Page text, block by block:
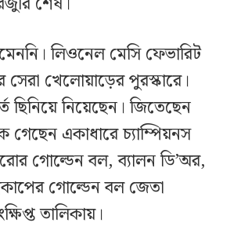
লিওনেল মেসি ফেভারিট
সেরা খেলোয়াড়ের পুরস্কারে।
ছিনিয়ে নিয়েছেন। জিতেছেন
একাধারে চ্যাম্পিয়নস
গোল্ডেন বল, ব্যালন ডি’অর,
গোল্ডেন বল জেতা
তালিকায়।